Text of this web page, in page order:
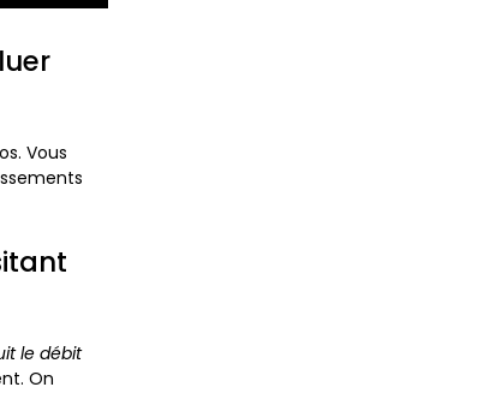
Vous
le débit
On